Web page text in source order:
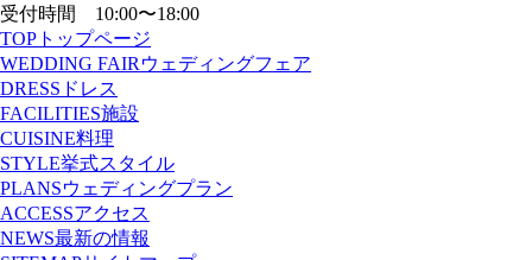
受付時間 10:00〜18:00
TOP トップページ
WEDDING FAIR ウェディングフェア
DRESS ドレス
FACILITIES施設
CUISINE料理
STYLE挙式スタイル
PLANSウェディングプラン
ACCESSアクセス
NEWS最新の情報